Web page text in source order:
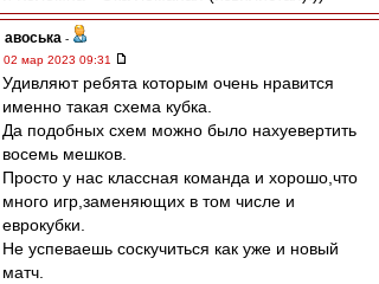
авоська -
02 мар 2023 09:31
Удивляют ребята которым очень нравится
именно такая схема кубка.
Да подобных схем можно было нахуевертить
восемь мешков.
Просто у нас классная команда и хорошо,что
много игр,заменяющих в том числе и
еврокубки.
Не успеваешь соскучиться как уже и новый
матч.